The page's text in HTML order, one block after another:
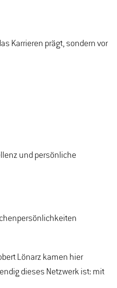
Karrieren prägt, sondern vor
und persönliche
Lönarz kamen hier
dieses Netzwerk ist: mit